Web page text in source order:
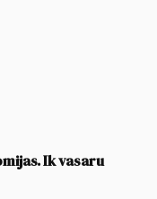
Ik vasaru